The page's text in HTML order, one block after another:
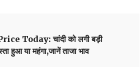
Today: चांदी को लगी बड़ी
हुआ या महंगा,जानें ताजा भाव